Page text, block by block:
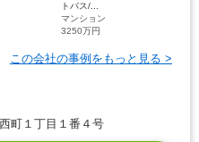
トバス/...
マンション
3250万円
この会社の事例をもっと見る >
町１丁目１番４号